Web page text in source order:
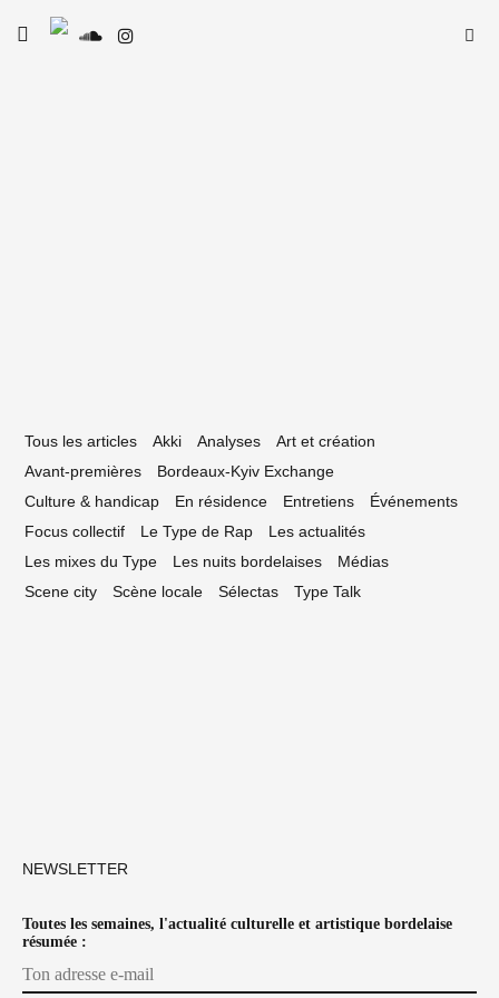
Skip
toggle
Tous les articles Akki Analyses
Art et création
Avant-premières
Bordeaux-Kyiv Exchange
Culture & handicap
En résidence Entretiens
Événements
Focus collectif
Le Type de Rap
Les actualités
Les mixes du Type
Les nuits bordelaises
Médias
Scene city
Scène locale Sélectas Type Talk
NEWSLETTER
Toutes les semaines, l'actualité culturelle et artistique bordelaise
résumée :